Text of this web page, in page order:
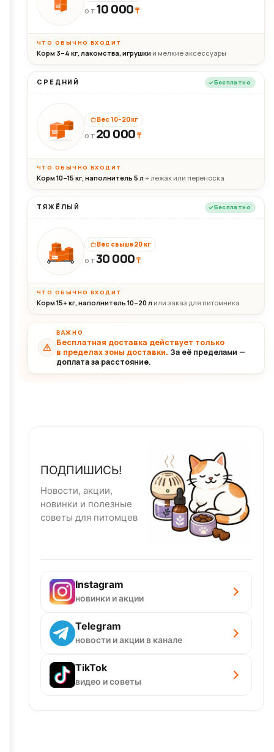
10кг
ОТ 10 000₸
ЧТО ОБЫЧНО ВХОДИТ
Корм 3–4 кг, лакомства, игрушки и мелкие аксессуары
СРЕДНИЙ Бесплатно
20кг
Вес 10–20 кг
ОТ 20 000₸
ЧТО ОБЫЧНО ВХОДИТ
Корм 10–15 кг, наполнитель 5 л+ лежак или переноска
ТЯЖЁЛЫЙ Бесплатно
30+кг
Вес свыше 20 кг
ОТ30 000₸
ЧТО ОБЫЧНО ВХОДИТ
Корм 15+ кг, наполнитель 10–20 л или заказ для питомника
ВАЖНО
Бесплатная доставка действует только
в пределах зоны доставки. За её пределами —
доплата за расстояние.
ПОДПИШИСЬ!
Новости, акции,
новинки и полезные
советы для питомцев
Instagram
новинки и акции
Telegram
новости и акции в канале
TikTok
видео и советы